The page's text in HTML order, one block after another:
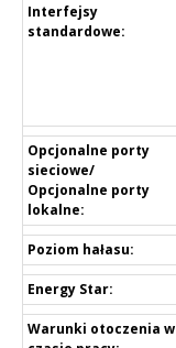
Interfejsy
standardowe:
Opcjonalne porty
sieciowe/
Opcjonalne porty
lokalne:
Poziom hałasu:
Energy Star:
Warunki otoczenia w